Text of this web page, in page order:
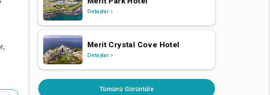
Detaylar
Merit Crystal Cove Hotel
Detaylar
Tümünü Görüntüle